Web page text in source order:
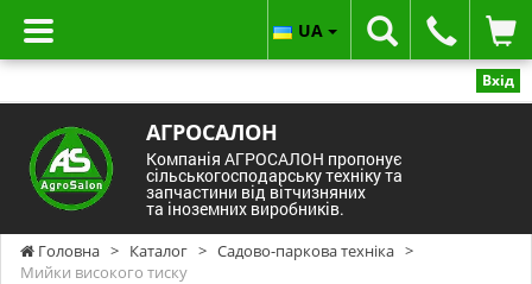
Вхід
АГРОСАЛОН
Компанія АГРОСАЛОН пропонує
сільськогосподарську техніку та
запчастини від вітчизняних
та іноземних виробників.
UA
Головна > Каталог > Садово-паркова техніка >
Мийки високого тиску